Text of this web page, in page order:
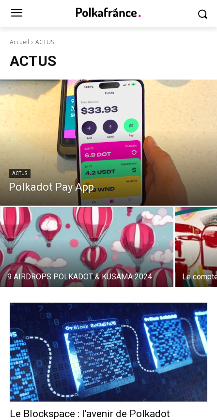
Accueil ACTUS
ACTUS
ACTUS
Polkadot Pay App
9 AIRDROPS POLKADOT & KUSAMA 2024 Le
Le Blockspace : l’avenir de Polkadot